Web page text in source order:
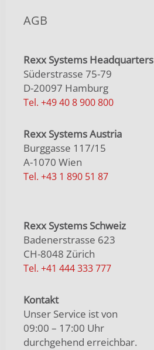
AGB
Rexx Systems Headquarters
Süderstrasse 75-79
D-20097 Hamburg
Tel. +49 40 8 900 800
Rexx Systems Austria
Burggasse 117/15
A-1070 Wien
Tel. +43 1 890 51 87
Rexx Systems Schweiz
Badenerstrasse 623
CH-8048 Zürich
Tel. +41 444 333 777
Kontakt
Unser Service ist von
09:00 – 17:00 Uhr
durchgehend erreichbar.